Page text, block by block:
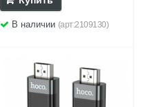
В наличии (арт:2109130)